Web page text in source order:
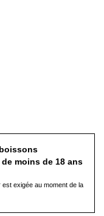
moins de 18 ans
exigée au moment de la